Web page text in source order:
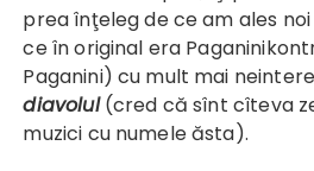
prea înţeleg de ce am ales
ce în original era
Paganini) cu mult mai
diavolul(cred că sînt cîteva
muzici cu numele ăsta).